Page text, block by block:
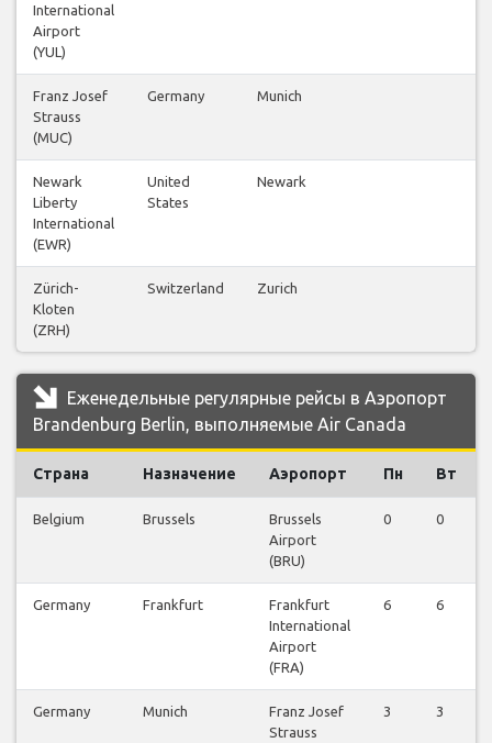
International
Airport
(YUL)
Franz Josef
Strauss
(MUC)
Germany Munich
Newark
Liberty
International
(EWR)
United
States
Newark
Zürich-
Kloten
(ZRH)
Switzerland Zurich
Еженедельные регулярные рейсы в Аэропорт
Brandenburg Berlin, выполняемые Air Canada
Страна Назначение Аэропорт Пн Вт
Belgium Brussels
Brussels
Airport
(BRU)
0 0
Germany Frankfurt
Frankfurt
International
Airport
(FRA)
6 6
Germany Munich
Franz Josef
Strauss
3 3